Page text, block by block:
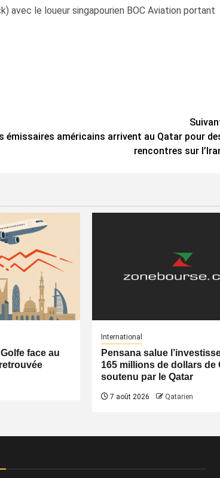
avec le loueur singapourien BOC Aviation portant
émissaires américains arrivent au Qatar pour
rencontres sur
face au
International
Pensana salue
165 millions de dollars de
soutenu par le Qatar
7 août 2026 Qatarien